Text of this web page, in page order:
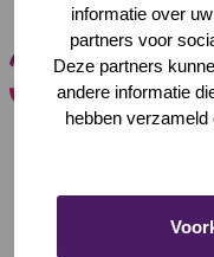
informatie over
partners voor
Deze partners
andere informatie
hebben
Zoeken
Menu
Zoeken
Tijdelijk verblijf
Wonen bij Saffier